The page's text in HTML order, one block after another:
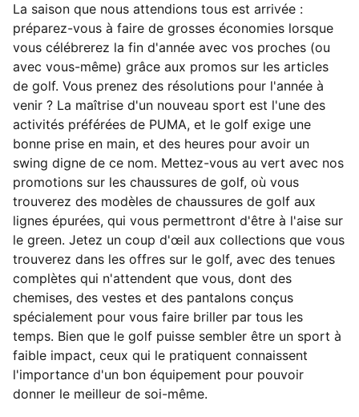
La saison que nous attendions tous est arrivée :
préparez-vous à faire de grosses économies lorsque
vous célébrerez la fin d'année avec vos proches (ou
avec vous-même) grâce aux promos sur les articles
de golf. Vous prenez des résolutions pour l'année à
venir ? La maîtrise d'un nouveau sport est l'une des
activités préférées de PUMA, et le golf exige une
bonne prise en main, et des heures pour avoir un
swing digne de ce nom. Mettez-vous au vert avec nos
promotions sur les chaussures de golf, où vous
trouverez des modèles de chaussures de golf aux
lignes épurées, qui vous permettront d'être à l'aise sur
le green. Jetez un coup d'œil aux collections que vous
trouverez dans les offres sur le golf, avec des tenues
complètes qui n'attendent que vous, dont des
chemises, des vestes et des pantalons conçus
spécialement pour vous faire briller par tous les
temps. Bien que le golf puisse sembler être un sport à
faible impact, ceux qui le pratiquent connaissent
l'importance d'un bon équipement pour pouvoir
donner le meilleur de soi-même.